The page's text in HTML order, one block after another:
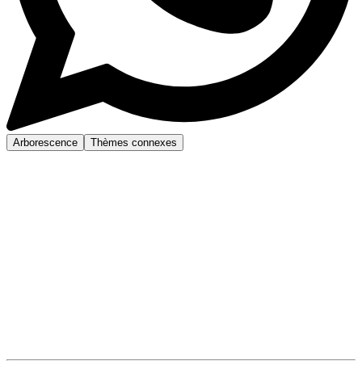
Arborescence Thèmes connexes